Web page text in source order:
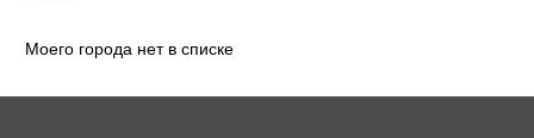
Моего города нет в списке